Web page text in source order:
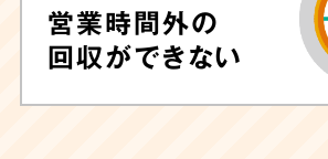
営業時間外の
回収ができない